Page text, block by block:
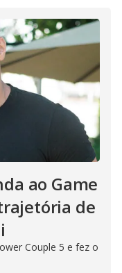
ao Game
de
Couple 5 e fez o